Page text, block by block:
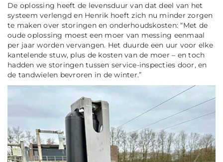
De oplossing heeft de levensduur van dat deel van het
systeem verlengd en Henrik hoeft zich nu minder zorgen
te maken over storingen en onderhoudskosten: “Met de
oude oplossing moest een moer van messing eenmaal
per jaar worden vervangen. Het duurde een uur voor elke
kantelende stuw, plus de kosten van de moer – en toch
hadden we storingen tussen service-inspecties door, en
de tandwielen bevroren in de winter.”